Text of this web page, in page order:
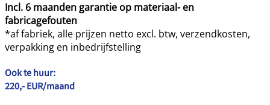
Incl. 6 maanden garantie op materiaal- en
fabricagefouten
*af fabriek, alle prijzen netto excl. btw, verzendkosten,
verpakking en inbedrijfstelling
Ook te huur:
220,- EUR/maand